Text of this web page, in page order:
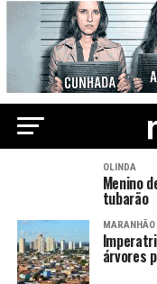
OLINDA
Menino
tubarão
MARANHÃO
árvores